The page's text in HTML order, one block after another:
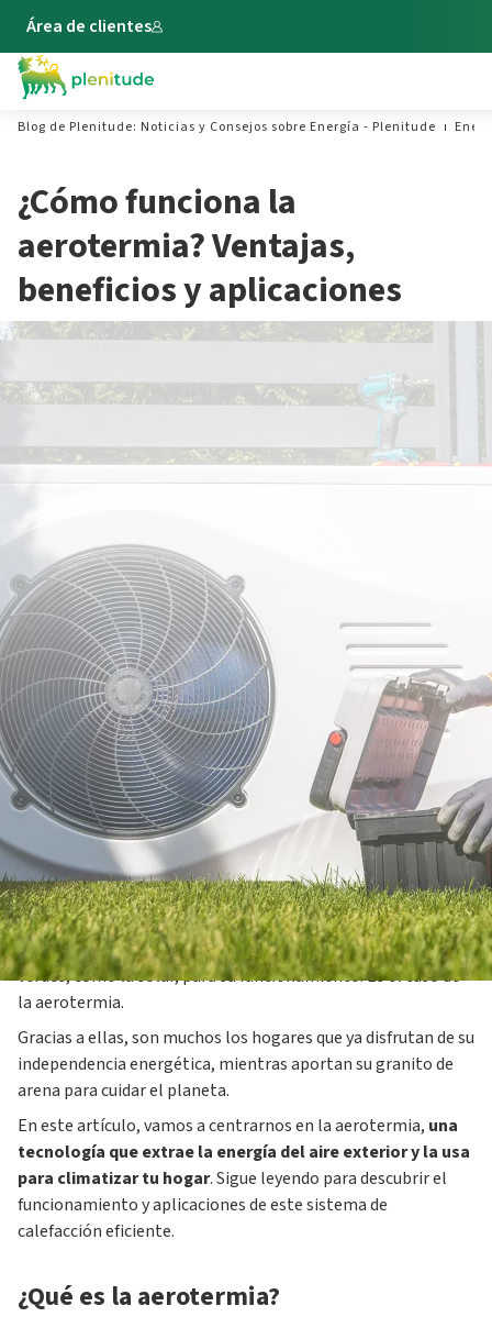
Área de clientes
Blog de Plenitude: Noticias y Consejos sobre Energía - Plenitude
¿Cómo funciona la
aerotermia? Ventajas,
beneficios y aplicaciones
07 febrero 2024
Cada vez existen más alternativas a los sistemas de
climatización convencionales que dependían de
loscombustibles fósiles. Ahora tienes a tu alcance
alternativas de calefacción y refrigeración más eficientes y
sostenibles que utilizan fuentes de energía renovables y
verdes, como la solar, para su funcionamiento. Es el caso de
la aerotermia.
Gracias a ellas, son muchos los hogares que ya disfrutan de su
independencia energética, mientras aportan su granito de
arena para cuidar el planeta.
En este artículo, vamos a centrarnos en la aerotermia, una
tecnología que extrae la energía del aire exterior y la usa
para climatizar tu hogar. Sigue leyendo para descubrir el
funcionamiento y aplicaciones de este sistema de
calefacción eficiente.
¿Qué es la aerotermia?